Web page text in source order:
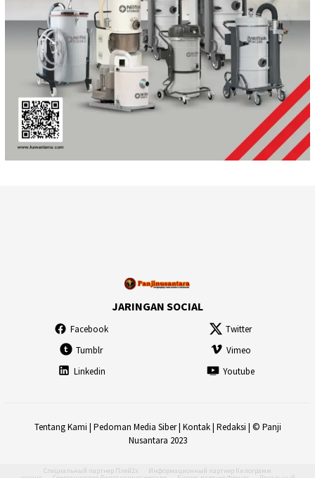
JARINGAN SOCIAL
Facebook
Twitter
Tumblr
Vimeo
Linkedin
Youtube
Tentang Kami | Pedoman Media Siber| Kontak| Redaksi | © Panji
Nusantara 2023
Специальный партнер Плей2х Информационный партнер Килограмм